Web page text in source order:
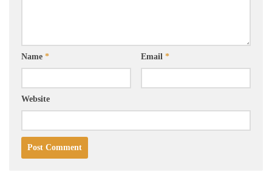
Name * Email *
Website